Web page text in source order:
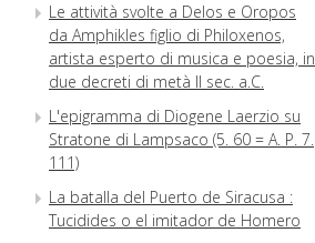
Le attività svolte a Delos e Oropos
da Amphikles figlio di Philoxenos,
artista esperto di musica e poesia, in
due decreti di metà II sec. a.C.
L'epigramma di Diogene Laerzio su
Stratone di Lampsaco (5. 60 = A. P. 7.
111)
La batalla del Puerto de Siracusa :
Tucidides o el imitador de Homero